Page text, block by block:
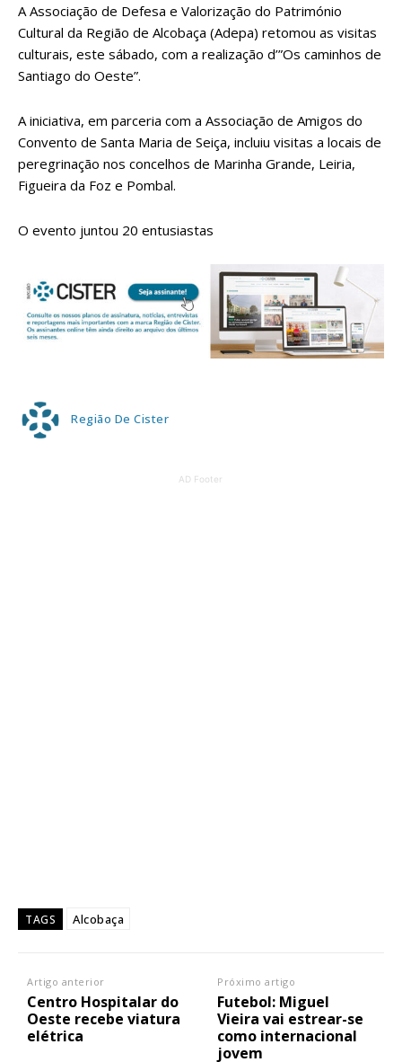
A Associação de Defesa e Valorização do Património
Cultural da Região de Alcobaça (Adepa) retomou as visitas
culturais, este sábado, com a realização d’”Os caminhos de
Santiago do Oeste”.
A iniciativa, em parceria com a Associação de Amigos do
Convento de Santa Maria de Seiça, incluiu visitas a locais de
peregrinação nos concelhos de Marinha Grande, Leiria,
Figueira da Foz e Pombal.
O evento juntou 20 entusiastas
Região De Cister
AD Footer
TAGS Alcobaça
Artigo anterior
Centro Hospitalar do
Oeste recebe viatura
elétrica
Próximo artigo
Futebol: Miguel
Vieira vai estrear-se
como internacional
jovem